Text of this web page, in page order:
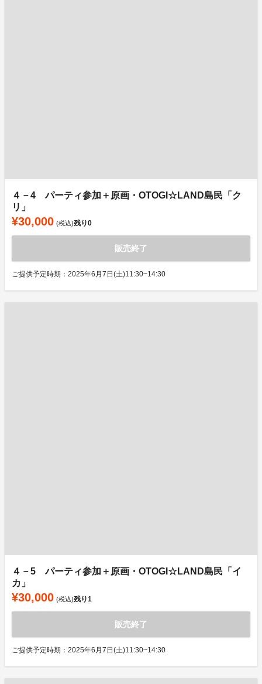
４－4 パーティ参加＋原画・OTOGI☆LAND島民「ク
リ」
¥30,000 (税込)残り0
販売終了
ご提供予定時期：2025年6月7日(土)11:30~14:30
４－5 パーティ参加＋原画・OTOGI☆LAND島民「イ
カ」
¥30,000 (税込)残り1
販売終了
ご提供予定時期：2025年6月7日(土)11:30~14:30